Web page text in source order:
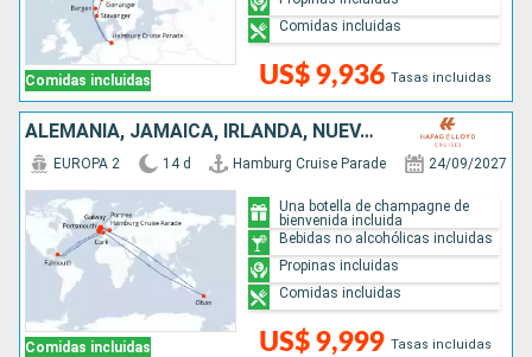
Comidas incluidas US$ 9,936 Tasas incluidas
Comidas incluidas
ALEMANIA, JAMAICA, IRLANDA, NUEVA ZELANDA, REINO UNIDO
Comidas incluidas
EUROPA 2 14 d Hamburg Cruise Parade 24/09/2027
US$ 9,999 Tasas incluidas
Una botella de champagne de
bienvenida incluida
Bebidas no alcohólicas incluidas
Propinas incluidas
Comidas incluidas